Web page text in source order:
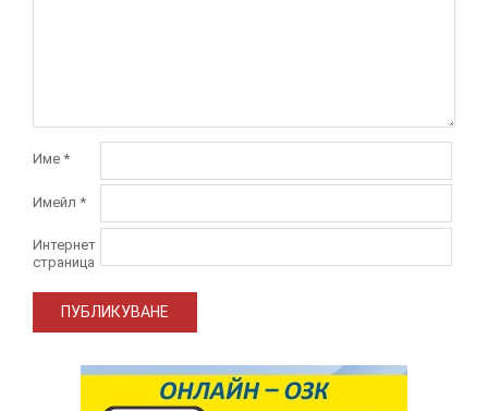
Име *
Имейл *
Интернет
страница